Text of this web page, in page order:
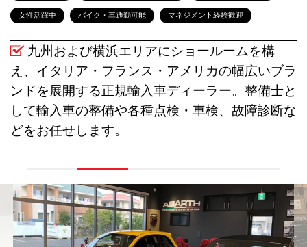
女性活躍中 バイク・車通勤可能 マネジメント経験歓迎
九州および横浜エリアにショールームを構
え、イタリア・フランス・アメリカの幅広いブラ
ンドを展開する正規輸入車ディーラー。整備士と
して輸入車の整備や各種点検・車検、故障診断な
どをお任せします。